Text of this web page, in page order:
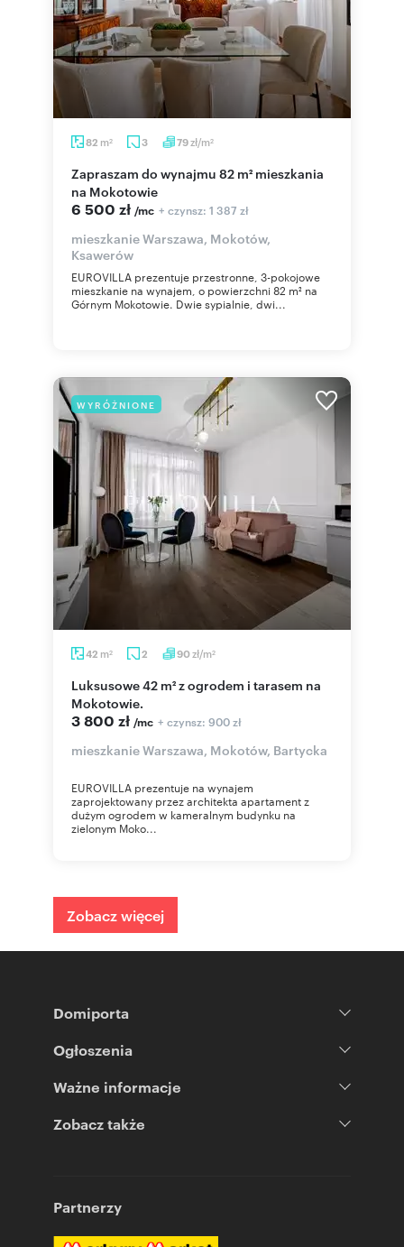
82 m2 3 79zł/m2
Zapraszam do wynajmu 82 m² mieszkania
na Mokotowie
6 500 zł /mc + czynsz: 1 387 zł
mieszkanie Warszawa, Mokotów,
Ksawerów
EUROVILLA prezentuje przestronne, 3-pokojowe
mieszkanie na wynajem, o powierzchni 82 m² na
Górnym Mokotowie. Dwie sypialnie, dwi...
WYRÓŻNIONE
42 m2 2 90zł/m2
Luksusowe 42 m² z ogrodem i tarasem na
Mokotowie.
3 800 zł /mc + czynsz: 900 zł
mieszkanie Warszawa, Mokotów, Bartycka
EUROVILLA prezentuje na wynajem
zaprojektowany przez architekta apartament z
dużym ogrodem w kameralnym budynku na
zielonym Moko...
Zobacz więcej
Domiporta
Ogłoszenia
Ważne informacje
Zobacz także
Partnerzy